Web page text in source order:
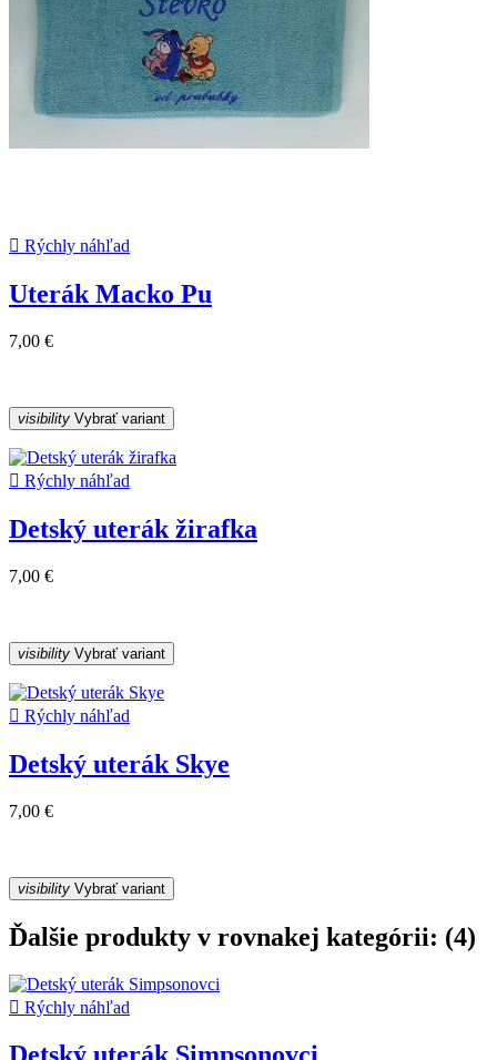
 Rýchly náhľad
Uterák Macko Pu
7,00 €
visibility Vybrať variant
 Rýchly náhľad
Detský uterák žirafka
7,00 €
visibility Vybrať variant
 Rýchly náhľad
Detský uterák Skye
7,00 €
visibility Vybrať variant
Ďalšie produkty v rovnakej kategórii: (4)
 Rýchly náhľad